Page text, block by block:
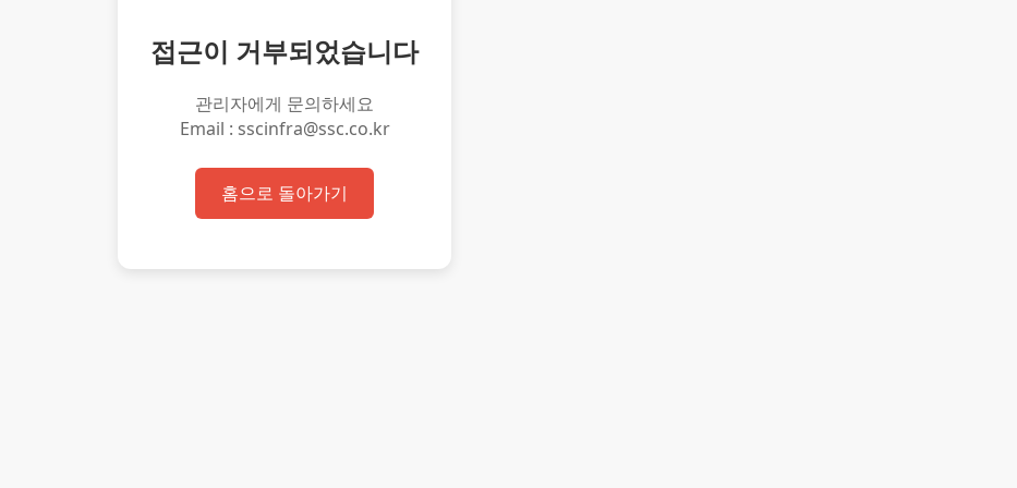
접근이 거부되었습니다
관리자에게 문의하세요
Email : sscinfra@ssc.co.kr
홈으로 돌아가기